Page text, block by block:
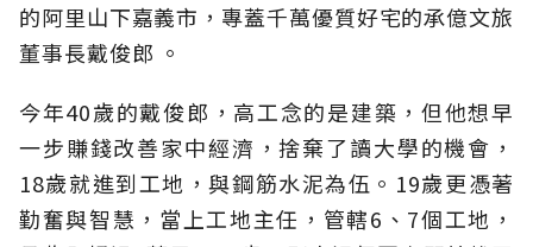
的阿里山下嘉義市，專蓋千萬優質好宅的承億文旅
董事長戴俊郎 。
今年40歲的戴俊郎，高工念的是建築，但他想早
一步賺錢改善家中經濟，捨棄了讀大學的機會，
18歲就進到工地，與鋼筋水泥為伍。19歲更憑著
勤奮與智慧，當上工地主任，管轄6、7個工地，